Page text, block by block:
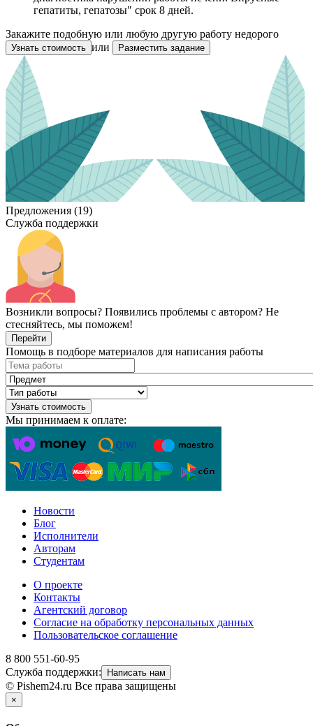
гепатиты, гепатозы" срок 8 дней.
Закажите подобную или любую другую работу недорого
Узнать стоимость или Разместить задание
Предложения (19)
Служба поддержки
Возникли вопросы? Появились проблемы с автором? Не
стесняйтесь, мы поможем!
Перейти
Помощь в подборе материалов для написания работы
Узнать стоимость
Мы принимаем к оплате:
Новости
Блог
Исполнители
Авторам
Студентам
О проекте
Контакты
Агентский договор
Согласие на обработку персональных данных
Пользовательское соглашение
8 800 551-60-95
Служба поддержки:
Написать нам
© Pishem24.ru Все права защищены
×